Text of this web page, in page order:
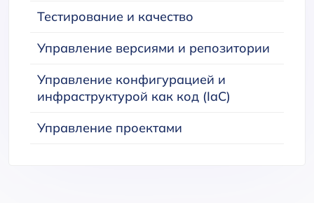
Тестирование и качество
Управление версиями и репозитории
Управление конфигурацией и
инфраструктурой как код (IaC)
Управление проектами